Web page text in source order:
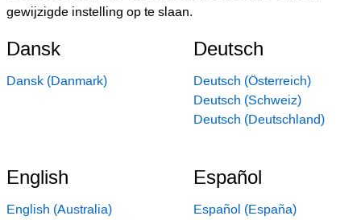
gewijzigde instelling op te slaan.
Dansk
Dansk (Danmark)
Deutsch
Deutsch (Österreich)
Deutsch (Schweiz)
Deutsch (Deutschland)
English
English (Australia)
Español
Español (España)